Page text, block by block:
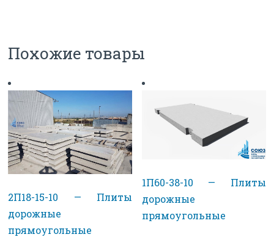
Похожие товары
2П18-15-10 — Плиты
дорожные
прямоугольные
1П60-38-10 — Плиты
дорожные
прямоугольные